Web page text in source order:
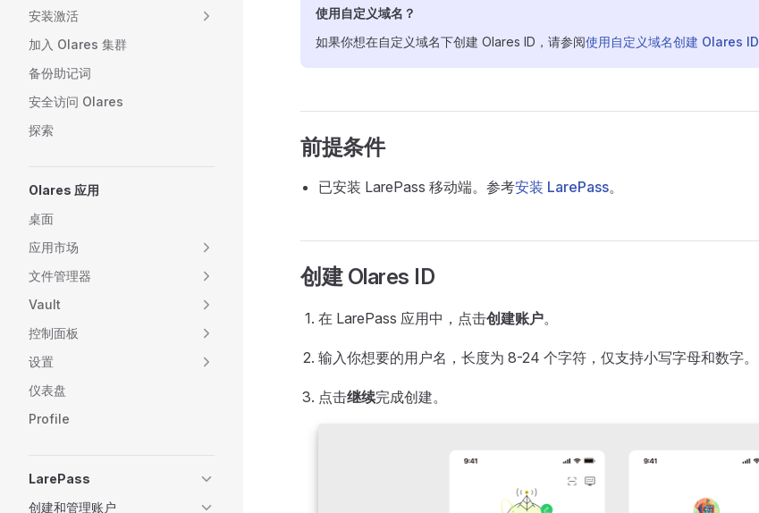
安装激活
加入 Olares 集群
备份助记词
安全访问 Olares
探索
Olares 应用
桌面
应用市场
文件管理器
Vault
控制面板
设置
仪表盘
Profile
LarePass
创建和管理账户
使用自定义域名？
如果你想在自定义域名下创建 Olares ID，请参阅使用自定义域名创建 Olares ID
前提条件
已安装 LarePass 移动端。参考安装 LarePass。
创建 Olares ID
在 LarePass 应用中，点击创建账户。
输入你想要的用户名，长度为 8-24 个字符，仅支持小写字母和数字。
点击继续完成创建。